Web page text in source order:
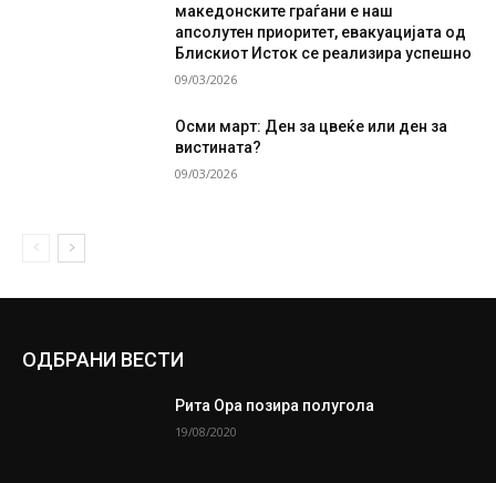
македонските граѓани е наш
апсолутен приоритет, евакуацијата од
Блискиот Исток се реализира успешно
09/03/2026
Осми март: Ден за цвеќе или ден за
вистината?
09/03/2026
ОДБРАНИ ВЕСТИ
Рита Ора позира полугола
19/08/2020